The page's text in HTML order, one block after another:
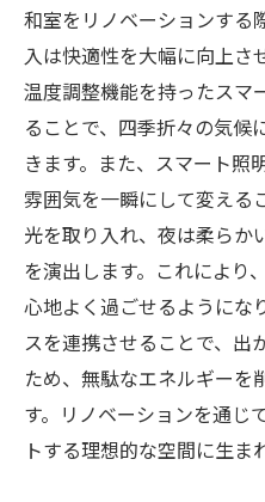
和室をリノベーションする
入は快適性を大幅に向上さ
温度調整機能を持ったスマ
ることで、四季折々の気候
きます。また、スマート照
雰囲気を一瞬にして変える
光を取り入れ、夜は柔らか
を演出します。これにより
心地よく過ごせるようにな
スを連携させることで、出
ため、無駄なエネルギーを
す。リノベーションを通じ
トする理想的な空間に生ま